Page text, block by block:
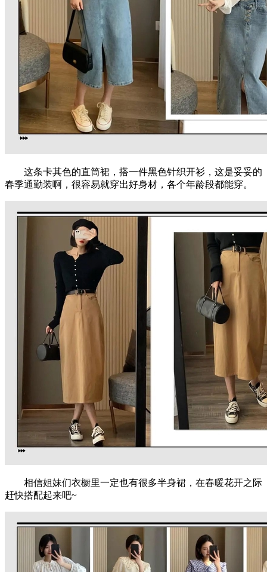
这条卡其色的直筒裙，搭一件黑色针织开衫，这是妥妥的
春季通勤装啊，很容易就穿出好身材，各个年龄段都能穿。
相信姐妹们衣橱里一定也有很多半身裙，在春暖花开之际
赶快搭配起来吧~